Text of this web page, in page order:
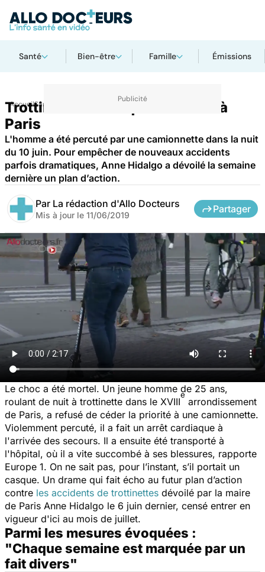
Santé Bien-être Famille Émissions
AccueilSanté
Trottinette électrique : un mort à
Paris
L'homme a été percuté par une camionnette dans la nuit
du 10 juin. Pour empêcher de nouveaux accidents
parfois dramatiques, Anne Hidalgo a dévoilé la semaine
dernière un plan d’action.
Par La rédaction d'Allo Docteurs
Mis à jour le 11/06/2019
Partager
Le choc a été mortel. Un jeune homme de 25 ans,
roulant de nuit à trottinette dans le XVIII
e
arrondissement
de Paris, a refusé de céder la priorité à une camionnette.
Violemment percuté, il a fait un arrêt cardiaque à
l'arrivée des secours. Il a ensuite été transporté à
l'hôpital, où il a vite succombé à ses blessures, rapporte
Europe 1. On ne sait pas, pour l’instant, s’il portait un
casque. Un drame qui fait écho au futur plan d’action
contre les accidents de trottinettes dévoilé par la maire
de Paris Anne Hidalgo le 6 juin dernier, censé entrer en
vigueur d'ici au mois de juillet.
Parmi les mesures évoquées :
"Chaque semaine est marquée par un
fait divers"